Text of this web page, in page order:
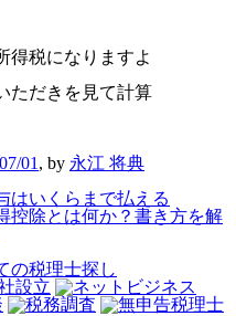
得税になりますよ
ただきを見て計算
01 , by 永江 将典
いくらまで払える
除とは何か？書き方を解